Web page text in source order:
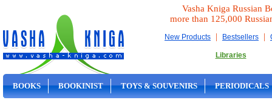
Vasha Kniga Russian
more than 125,000
New Products | Bestsellers |
Libraries
BOOKS BOOKINIST TOYS & SOUVENIRS PERIODICALS